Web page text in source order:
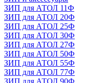
ЗИП для АТОЛ 11Ф
ЗИП для АТОЛ 20Ф
ЗИП для АТОЛ 25Ф
ЗИП для АТОЛ 30Ф
ЗИП для АТОЛ 27Ф
ЗИП для АТОЛ 50Ф
ЗИП для АТОЛ 55Ф
ЗИП для АТОЛ 77Ф
ЗИП для АТОЛ 90Ф